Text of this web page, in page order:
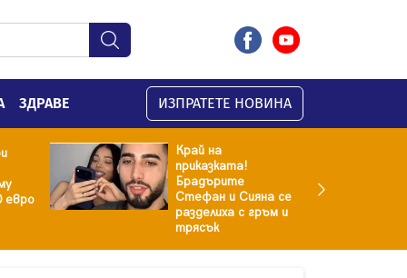
ЗДРАВЕ ИЗПРАТЕТЕ НОВИНА
евро
Край на
приказката!
Брадърите
Стефан и Сияна се
разделиха с гръм и
трясък